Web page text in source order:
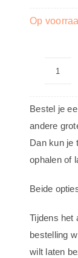
Op
-
-
Bestel je
andere
Dan kun je
ophalen of
Beide
Tijdens het
bestelling
wilt laten